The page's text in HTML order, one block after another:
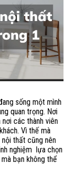
sống một mình
quan trọng. Nơi
nơi các thành viên
Vì thế mà
thất cũng nên
nghiệm lựa chọn
bạn không thể